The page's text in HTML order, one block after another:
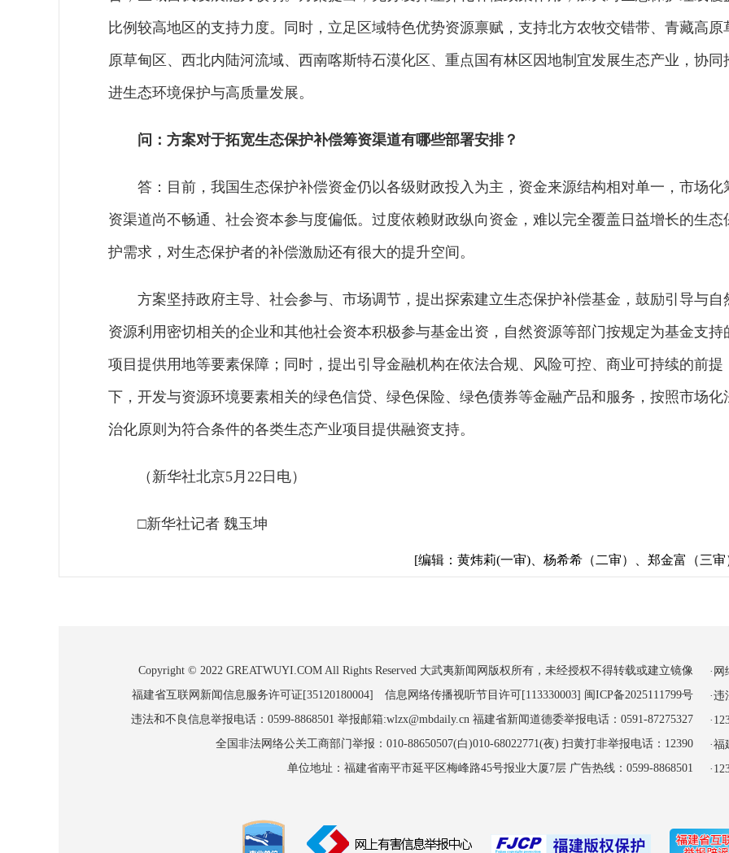
比例较高地区的支持力度。同时，立足区域特色优势资源禀赋，支持北方农牧交错带、青藏高原
原草甸区、西北内陆河流域、西南喀斯特石漠化区、重点国有林区因地制宜发展生态产业，协同
进生态环境保护与高质量发展。
问：方案对于拓宽生态保护补偿筹资渠道有哪些部署安排？
答：目前，我国生态保护补偿资金仍以各级财政投入为主，资金来源结构相对单一，市场化
资渠道尚不畅通、社会资本参与度偏低。过度依赖财政纵向资金，难以完全覆盖日益增长的生态
护需求，对生态保护者的补偿激励还有很大的提升空间。
方案坚持政府主导、社会参与、市场调节，提出探索建立生态保护补偿基金，鼓励引导与自
资源利用密切相关的企业和其他社会资本积极参与基金出资，自然资源等部门按规定为基金支持
项目提供用地等要素保障；同时，提出引导金融机构在依法合规、风险可控、商业可持续的前提
下，开发与资源环境要素相关的绿色信贷、绿色保险、绿色债券等金融产品和服务，按照市场化
治化原则为符合条件的各类生态产业项目提供融资支持。
（新华社北京5月22日电）
□新华社记者 魏玉坤
[编辑：黄炜莉(一审)、杨希希（二审）、郑金富（三审
Copyright © 2022 GREATWUYI.COM All Rights Reserved 大武夷新闻网版权所有，未经授权不得转载或建立镜像
福建省互联网新闻信息服务许可证[35120180004] 信息网络传播视听节目许可[113330003] 闽ICP备2025111799号
违法和不良信息举报电话：0599-8868501 举报邮箱:wlzx@mbdaily.cn 福建省新闻道德委举报电话：0591-87275327
全国非法网络公关工商部门举报：010-88650507(白)010-68022771(夜) 扫黄打非举报电话：12390
单位地址：福建省南平市延平区梅峰路45号报业大厦7层 广告热线：0599-8868501
·
·
·